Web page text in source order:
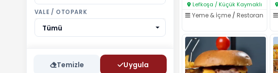
VALE / OTOPARK
Tümü
Temizle Uygula
Lefkoşa / Küçük Kaymaklı
Yeme & İçme /Restoran